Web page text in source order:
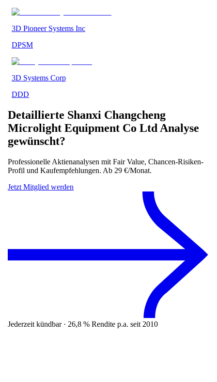
3D Pioneer Systems Inc
DPSM
3D Systems Corp
DDD
Detaillierte Shanxi Changcheng
Microlight Equipment Co Ltd Analyse
gewünscht?
Professionelle Aktienanalysen mit Fair Value, Chancen-Risiken-
Profil und Kaufempfehlungen. Ab 29 €/Monat.
Jetzt Mitglied werden
Jederzeit kündbar · 26,8 % Rendite p.a. seit 2010